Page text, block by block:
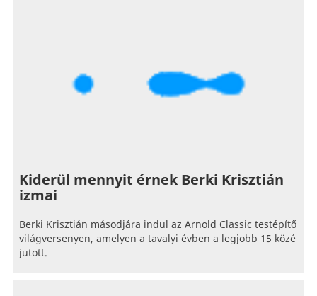
Kiderül mennyit érnek Berki Krisztián
izmai
Berki Krisztián másodjára indul az Arnold Classic testépítő
világversenyen, amelyen a tavalyi évben a legjobb 15 közé
jutott.